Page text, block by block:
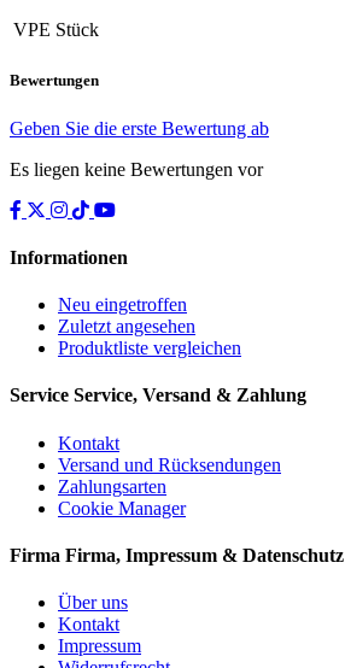
VPE Stück
Bewertungen
Geben Sie die erste Bewertung ab
Es liegen keine Bewertungen vor
Informationen
Neu eingetroffen
Zuletzt angesehen
Produktliste vergleichen
Service Service, Versand & Zahlung
Kontakt
Versand und Rücksendungen
Zahlungsarten
Cookie Manager
Firma Firma, Impressum & Datenschutz
Über uns
Kontakt
Impressum